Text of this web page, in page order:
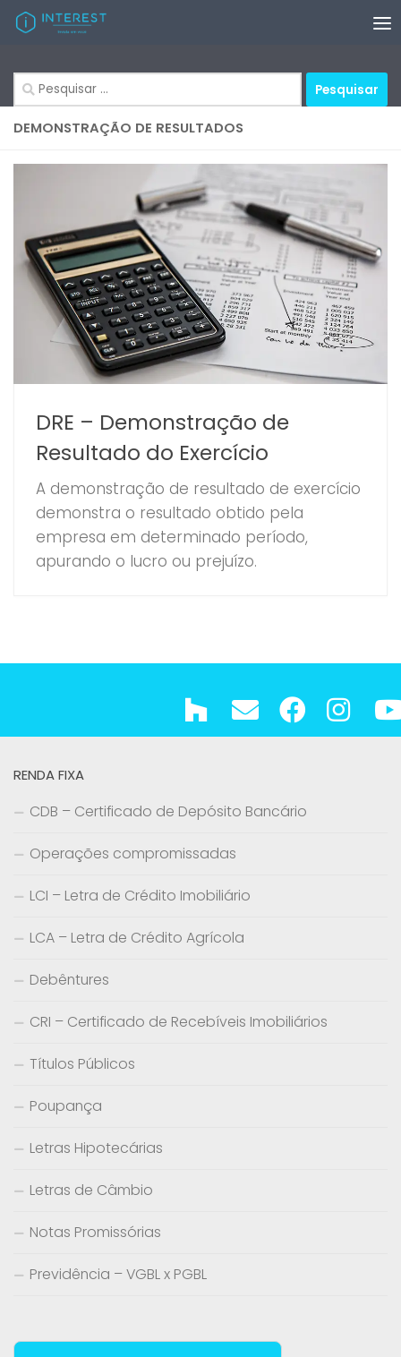
Skip to content
por:
DEMONSTRAÇÃO DE RESULTADOS
DRE – Demonstração de
Resultado do Exercício
A demonstração de resultado de exercício
demonstra o resultado obtido pela
empresa em determinado período,
apurando o lucro ou prejuízo.
RENDA FIXA
CDB – Certificado de Depósito Bancário
Operações compromissadas
LCI – Letra de Crédito Imobiliário
LCA – Letra de Crédito Agrícola
Debêntures
CRI – Certificado de Recebíveis Imobiliários
Títulos Públicos
Poupança
Letras Hipotecárias
Letras de Câmbio
Notas Promissórias
Previdência – VGBL x PGBL